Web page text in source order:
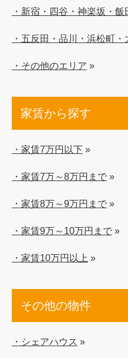
・新宿・四谷・神楽坂・飯
・五反田・品川・浜松町・
・その他のエリア »
家賃から探す
・家賃7万円以下 »
・家賃7万～8万円まで »
・家賃8万～9万円まで »
・家賃9万～10万円まで »
・家賃10万円以上 »
その他の物件
・シェアハウス »